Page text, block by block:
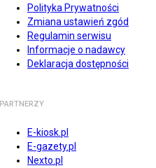
Polityka Prywatności
Zmiana ustawień zgód
Regulamin serwisu
Informacje o nadawcy
Deklaracja dostępności
PARTNERZY
E-kiosk.pl
E-gazety.pl
Nexto.pl